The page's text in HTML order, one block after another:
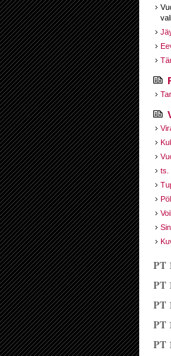
ts.
PT
PT
PT
PT
PT